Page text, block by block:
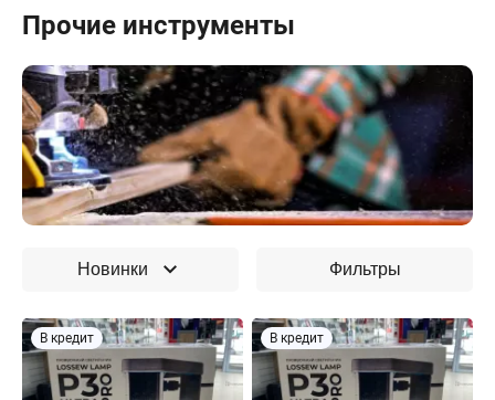
Прочие инструменты
Новинки Фильтры
В кредит В кредит